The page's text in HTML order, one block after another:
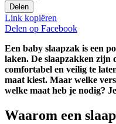
Delen
Link kopiëren
Delen op Facebook
Een baby slaapzak is een
laken. De slaapzakken zijn
comfortabel en veilig te
maat kiest. Maar welke
welke maat heb je nodig?
Waarom een